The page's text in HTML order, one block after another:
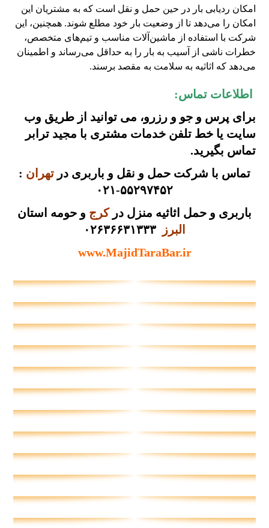
امکان ردیابی بار در حین حمل و نقل است که به مشتریان این
امکان را می‌دهد تا از وضعیت بار خود مطلع شوند. همچنین، این
شرکت با استفاده از ماشین‌آلات مناسب و تیم‌های متخصص،
خطرات ناشی از آسیب به بار را به حداقل می‌رساند و اطمینان
می‌دهد که اثاثیه به سلامت به مقصد برسند.
اطلاعات تماس:
برای پرس و جو و رزرو، می توانید از طریق وب
سایت یاخط تلفن خدمات مشتری با مجید ترابر
تماس بگیرید.
تماس با شرکت حمل و نقل و باربری در تهران :
۵۵۲۹۷۴۵۲-۰۲۱
باربری و حمل اثاثیه منزل درکرج و حومه استان
البرز
۰۲۶۳۶۶۳۱۳۳۳
www.MajidTaraBar.ir